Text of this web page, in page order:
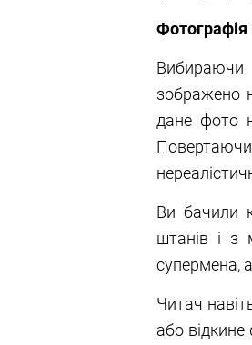
Фотографія
зображено
дане фото
Ви бачили
штанів і з
супермена,
Читач
або